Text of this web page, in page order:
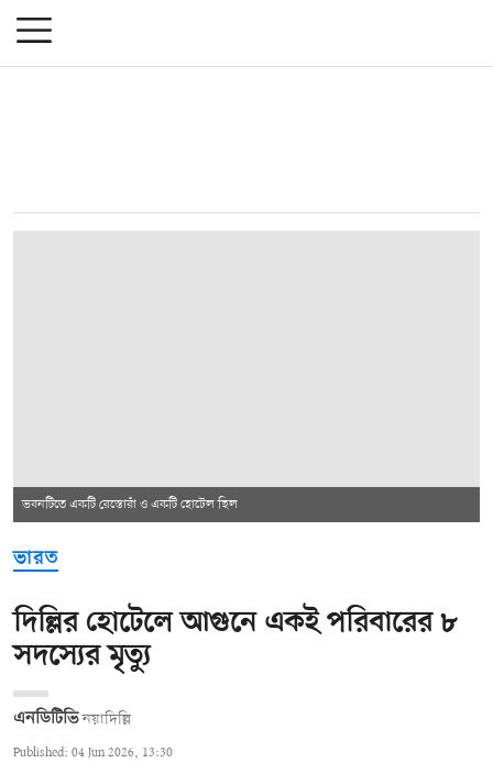
ভবনটিতে একটি রেস্তোরাঁ ও একটি হোটেল ছিল
ভারত
দিল্লির হোটেলে আগুনে একই পরিবারের ৮
সদস্যের মৃত্যু
এনডিটিভি নয়াদিল্লি
Published: 04 Jun 2026, 13:30